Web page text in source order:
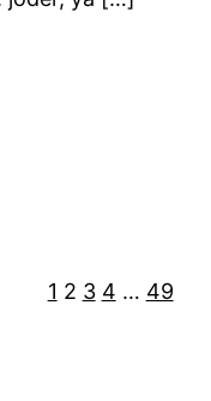
1 2 3 4 … 49